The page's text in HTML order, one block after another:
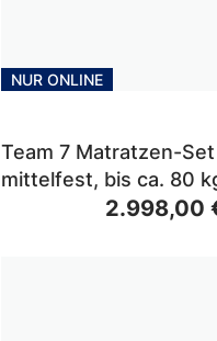
NUR ONLINE
Team 7 Matratzen-
mittelfest, bis ca. 80
2.998,00